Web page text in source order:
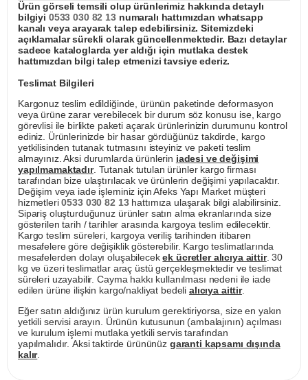
Ürün görseli temsili olup ürünlerimiz hakkında detaylı
bilgiyi 0533 030 82 13numaralı hattımızdan whatsapp
kanalı veya arayarak talep edebilirsiniz. Sitemizdeki
açıklamalar sürekli olarak güncellenmektedir. Bazı detaylar
sadece kataloglarda yer aldığı için mutlaka destek
hattımızdan bilgi talep etmenizi tavsiye ederiz.
Teslimat Bilgileri
Kargonuz teslim edildiğinde, ürünün paketinde deformasyon
veya ürüne zarar verebilecek bir durum söz konusu ise, kargo
görevlisi ile birlikte paketi açarak ürünlerinizin durumunu kontrol
ediniz. Ürünlerinizde bir hasar gördüğünüz takdirde, kargo
yetkilisinden tutanak tutmasını isteyiniz ve paketi teslim
almayınız. Aksi durumlarda ürünlerin iadesi ve değişimi
yapılmamaktadır. Tutanak tutulan ürünler kargo firması
tarafından bize ulaştırılacak ve ürünlerin değişimi yapılacaktır.
Değişim veya iade işleminiz için Afeks Yapı Market müşteri
hizmetleri0533 030 82 13hattımıza ulaşarak bilgi alabilirsiniz.
Sipariş oluşturduğunuz ürünler satın alma ekranlarında size
gösterilen tarih / tarihler arasında kargoya teslim edilecektir.
Kargo teslim süreleri, kargoya veriliş tarihinden itibaren
mesafelere göre değişiklik gösterebilir. Kargo teslimatlarında
mesafelerden dolayı oluşabilecekek ücretler alıcıya aittir. 30
kg ve üzeri teslimatlar araç üstü gerçekleşmektedir ve teslimat
süreleri uzayabilir. Cayma hakkı kullanılması nedeni ile iade
edilen ürüne ilişkin kargo/nakliyat bedeli alıcıya aittir.
Eğer satın aldığınız ürün kurulum gerektiriyorsa, size en yakın
yetkili servisi arayın. Ürünün kutusunun (ambalajının) açılması
ve kurulum işlemi mutlaka yetkili servis tarafından
yapılmalıdır. Aksi taktirde ürününüz garanti kapsamı dışında
kalır.